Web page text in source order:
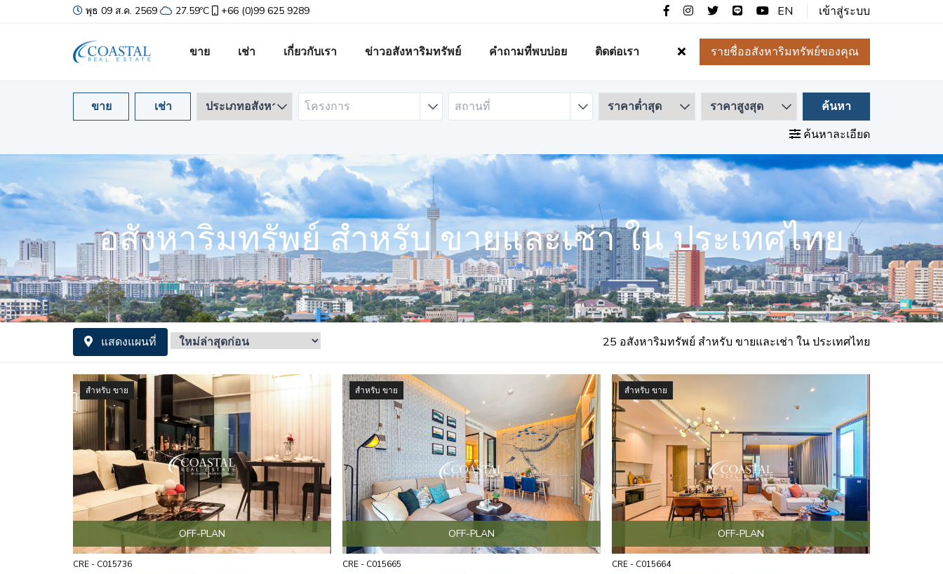
พุธ 09 ส.ค. 2569 27.59ºC +66 (0)99 625 9289 EN เข้าสู่ระบบ
ขาย เช่า เกี่ยวกับเรา ข่าวอสังหาริมทรัพย์ คำถามที่พบบ่อย ติดต่อเรา รายชื่ออสังหาริมทรัพย์ของคุณ
ขาย เช่า
ค้นหา
ค้นหาละเอียด
อสังหาริมทรัพย์ สำหรับ ขายและเช่า ใน ประเทศไทย
แสดงแผนที่ 25 อสังหาริมทรัพย์ สำหรับ ขายและเช่า ใน ประเทศไทย
สำหรับ ขาย
OFF-PLAN
CRE - C015736
สำหรับ ขาย
OFF-PLAN
CRE - C015665
สำหรับ ขาย
OFF-PLAN
CRE - C015664